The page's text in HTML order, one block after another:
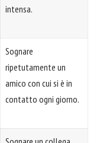
intensa.
Sognare
ripetutamente un
amico con cui si è in
contatto ogni giorno.